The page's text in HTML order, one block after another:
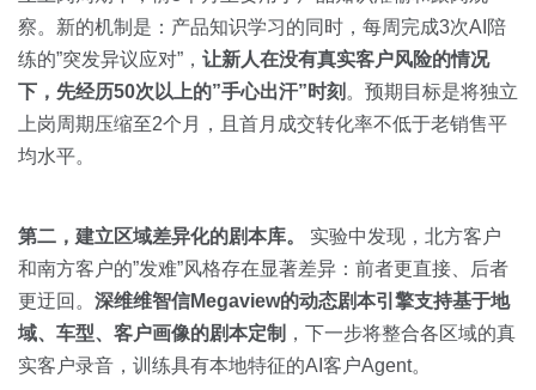
察。新的机制是：产品知识学习的同时，每周完成3次AI陪
练的”突发异议应对”， 让新人在没有真实客户风险的情况
下，先经历50次以上的”手心出汗”时刻 。预期目标是将独立
上岗周期压缩至2个月，且首月成交转化率不低于老销售平
均水平。
第二，建立区域差异化的剧本库。
实验中发现，北方客户
和南方客户的”发难”风格存在显著差异：前者更直接、后者
更迂回。 深维维智信Megaview的动态剧本引擎支持基于地
域、车型、客户画像的剧本定制 ，下一步将整合各区域的真
实客户录音，训练具有本地特征的AI客户Agent。